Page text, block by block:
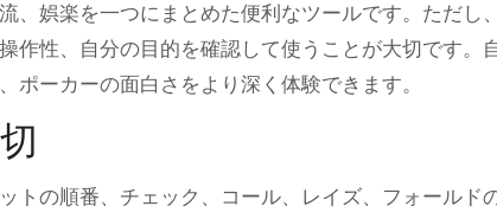
、娯楽を一つにまとめた便利なツールです。ただし
作性、自分の目的を確認して使うことが大切です。
ーカーの面白さをより深く体験できます。
トの順番、チェック、コール、レイズ、フォールド